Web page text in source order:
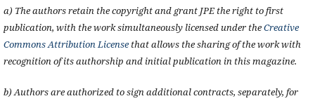
a) The authors retain the copyright and grant JPE the right to first
publication, with the work simultaneously licensed under theCreative
Commons Attribution Licensethat allows the sharing of the work with
recognition of its authorship and initial publication in this magazine.
b) Authors are authorized to sign additional contracts, separately, for